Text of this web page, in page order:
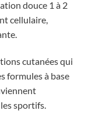
douce 1 à 2
cellulaire,
cutanées qui
formules à base
sportifs.